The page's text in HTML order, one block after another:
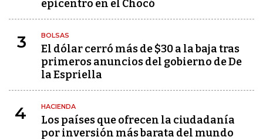
epicentro en el Chocó
3 BOLSAS
El dólar cerró más de $30 a la baja tras
primeros anuncios del gobierno de De
la Espriella
4 HACIENDA
Los países que ofrecen la ciudadanía
por inversión más barata del mundo